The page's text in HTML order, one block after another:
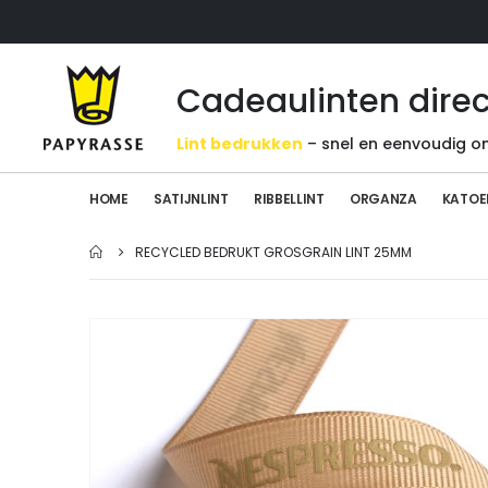
Cadeaulinten
Lint bedrukken – snel en eenvoudig
HOME SATIJNLINT RIBBELLINT ORGANZA
RECYCLED BEDRUKT GROSGRAIN LINT 25MM